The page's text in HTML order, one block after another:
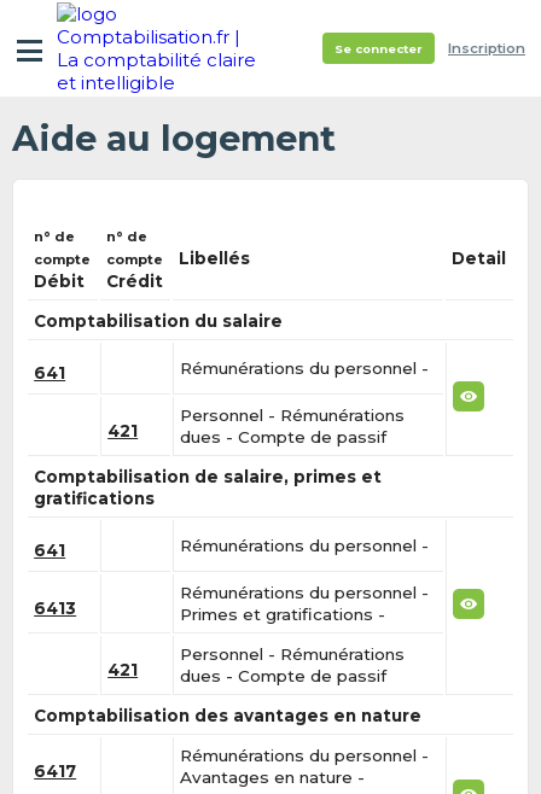
Se connecter Inscription
Aide au logement
n° de
compte
Débit
n° de
compte
Crédit
Libellés Detail
Comptabilisation du salaire
641 Rémunérations du personnel -
421
Personnel - Rémunérations
dues - Compte de passif
Comptabilisation de salaire, primes et
gratifications
641 Rémunérations du personnel -
6413
Rémunérations du personnel -
Primes et gratifications -
421
Personnel - Rémunérations
dues - Compte de passif
Comptabilisation des avantages en nature
6417
Rémunérations du personnel -
Avantages en nature -